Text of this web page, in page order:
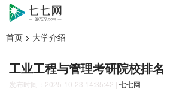
首页 > 大学介绍
工业工程与管理考研院校排名
发布时间：2025-10-23 14:35:42 | 七七网